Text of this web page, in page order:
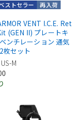
再入荷
ストセラー
VENT I.C.E. Ret
(GEN II) プレートキ
ンチレーション 通気
枚セット
M